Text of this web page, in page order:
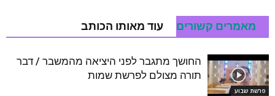
מאמרים קשורים עוד מאותו הכותב
פרשת שבוע
החושך מתגבר לפני היציאה מהמשבר / דבר
תורה מצולם לפרשת שמות